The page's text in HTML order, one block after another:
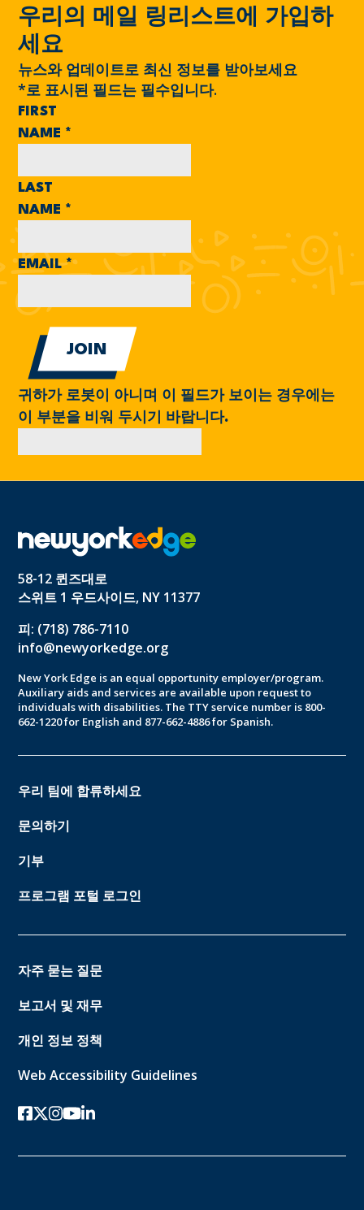
우리의 메일 링리스트에 가입하
세요
뉴스와 업데이트로 최신 정보를 받아보세요
*로 표시된 필드는 필수입니다.
FIRST
NAME *
LAST
NAME *
EMAIL*
귀하가 로봇이 아니며 이 필드가 보이는 경우에는
이 부분을 비워 두시기 바랍니다.
58-12 퀸즈대로
스위트 1 우드사이드, NY 11377
피: (718) 786-7110
info@newyorkedge.org
New York Edge is an equal opportunity employer/program.
Auxiliary aids and services are available upon request to
individuals with disabilities. The TTY service number is 800-
662-1220 for English and 877-662-4886 for Spanish.
우리 팀에 합류하세요
문의하기
기부
프로그램 포털 로그인
자주 묻는 질문
보고서 및 재무
개인 정보 정책
Web Accessibility Guidelines
페이스북
트위터-x
인스 타 그램
유튜브링크드인